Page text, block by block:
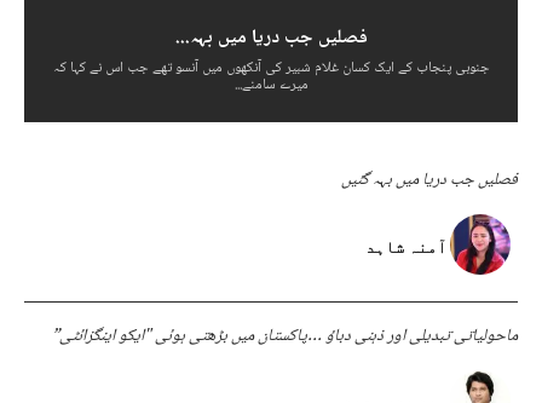
فصلیں جب دریا میں بہہ...
جنوبی پنجاب کے ایک کسان غلام شبیر کی آنکھوں میں آنسو تھے جب اس نے کہا کہ
میرے سامنے...
فصلیں جب دریا میں بہہ گئیں
آمنہ شاہد
ماحولیاتی تبدیلی اور ذہنی دباؤ …پاکستان میں بڑھتی ہوئی "ایکو اینگزائٹی”